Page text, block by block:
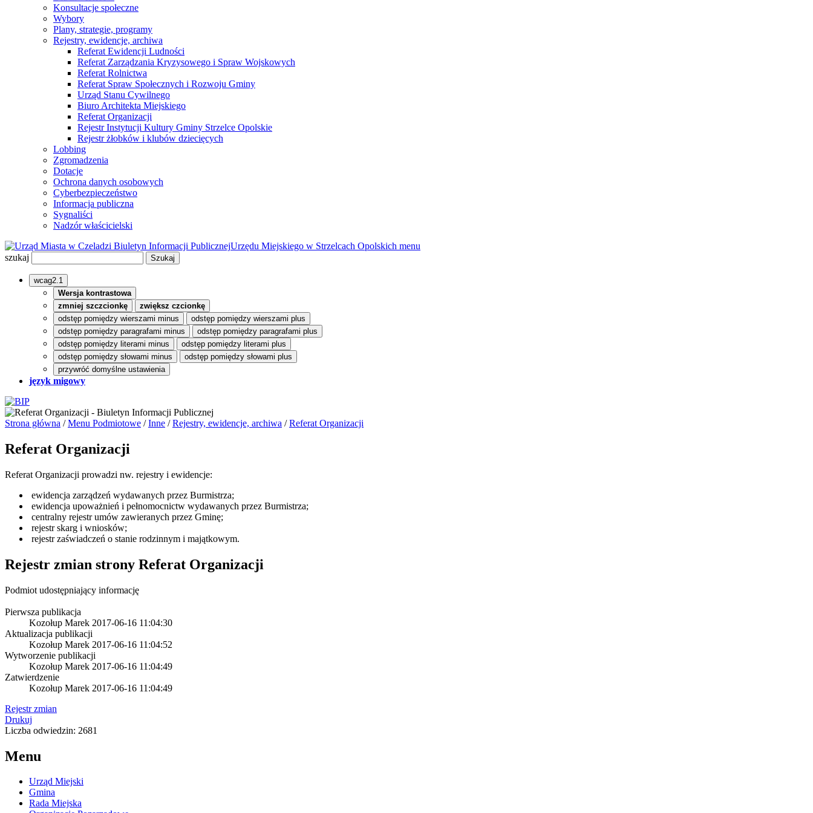
Konsultacje społeczne
Wybory
Plany, strategie, programy
Rejestry, ewidencje, archiwa
Referat Ewidencji Ludności
Referat Zarządzania Kryzysowego i Spraw Wojskowych
Referat Rolnictwa
Referat Spraw Społecznych i Rozwoju Gminy
Urząd Stanu Cywilnego
Biuro Architekta Miejskiego
Referat Organizacji
Rejestr Instytucji Kultury Gminy Strzelce Opolskie
Rejestr żłobków i klubów dziecięcych
Lobbing
Zgromadzenia
Dotacje
Ochrona danych osobowych
Cyberbezpieczeństwo
Informacja publiczna
Sygnaliści
Nadzór właścicielski
Biuletyn Informacji PublicznejUrzędu Miejskiego w Strzelcach Opolskich menu
szukaj
wcag2.1
Wersja kontrastowa
zmniej szczcionkę
zwiększ czcionkę
odstęp pomiędzy wierszami minus
odstęp pomiędzy wierszami plus
odstęp pomiędzy paragrafami minus
odstęp pomiędzy paragrafami plus
odstęp pomiędzy literami minus
odstęp pomiędzy literami plus
odstęp pomiędzy słowami minus
odstęp pomiędzy słowami plus
przywróć domyślne ustawienia
język migowy
Strona główna /Menu Podmiotowe /Inne /Rejestry, ewidencje, archiwa /Referat Organizacji
Referat Organizacji
Referat Organizacji prowadzi nw. rejestry i ewidencje:
ewidencja zarządzeń wydawanych przez Burmistrza;
ewidencja upoważnień i pełnomocnictw wydawanych przez Burmistrza;
centralny rejestr umów zawieranych przez Gminę;
rejestr skarg i wniosków;
rejestr zaświadczeń o stanie rodzinnym i majątkowym.
Rejestr zmian strony Referat Organizacji
Podmiot udostępniający informację
Pierwsza publikacja
Kozołup Marek 2017-06-16 11:04:30
Aktualizacja publikacji
Kozołup Marek 2017-06-16 11:04:52
Wytworzenie publikacji
Kozołup Marek 2017-06-16 11:04:49
Zatwierdzenie
Kozołup Marek 2017-06-16 11:04:49
Rejestr zmian
Drukuj
Liczba odwiedzin: 2681
Menu
Urząd Miejski
Gmina
Rada Miejska